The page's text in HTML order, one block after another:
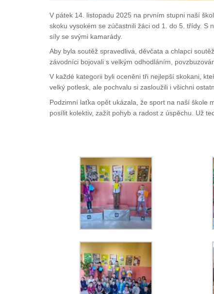
V pátek 14. listopadu 2025 na prvním stupni naší
skoku vysokém se zúčastnili žáci od 1. do 5. třídy. S
síly se svými kamarády.
Aby byla soutěž spravedlivá, děvčata a chlapci
závodníci bojovali s velkým odhodláním,
V každé kategorii byli oceněni tři nejlepší skokani,
velký potlesk, ale pochvalu si zasloužili i všichni
Podzimní laťka opět ukázala, že sport na naší škole
posílit kolektiv, zažít pohyb a radost z úspěchu. Už